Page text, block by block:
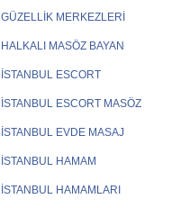
GÜZELLİK MERKEZLERİ
HALKALI MASÖZ BAYAN
İSTANBUL ESCORT
İSTANBUL ESCORT MASÖZ
İSTANBUL EVDE MASAJ
İSTANBUL HAMAM
İSTANBUL HAMAMLARI